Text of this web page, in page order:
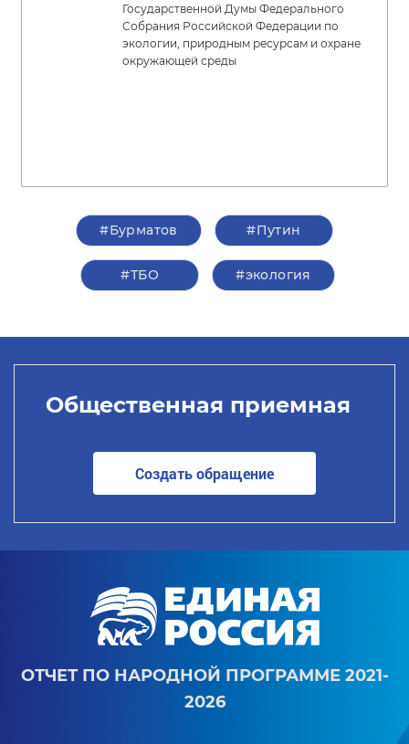
Государственной Думы Федерального
Собрания Российской Федерации по
экологии, природным ресурсам и охране
окружающей среды
#Бурматов #Путин
#ТБО #экология
Общественная приемная
Создать обращение
ОТЧЕТ ПО НАРОДНОЙ ПРОГРАММЕ 2021-
2026